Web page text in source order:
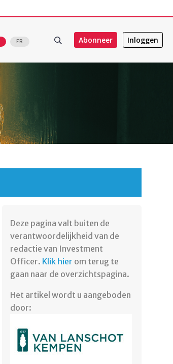
FR Abonneer Inloggen
Deze pagina valt buiten de
verantwoordelijkheid van de
redactie van Investment
Officer. Klik hier om terug te
gaan naar de overzichtspagina.
Het artikel wordt u aangeboden
door: